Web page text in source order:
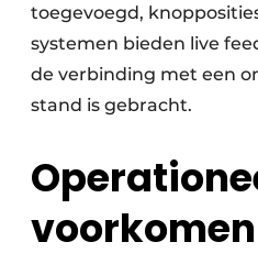
toegevoegd,
systemen bieden live
de verbinding met een
stand is gebracht.
voorkomen